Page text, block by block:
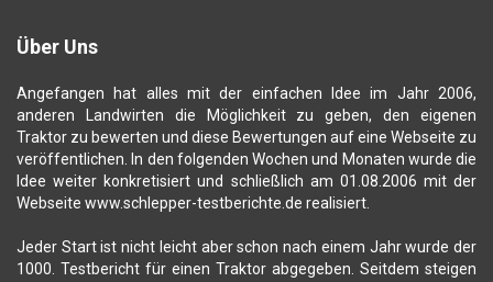
Über Uns
Angefangen hat alles mit der einfachen Idee im Jahr 2006,
anderen Landwirten die Möglichkeit zu geben, den eigenen
Traktor zu bewerten und diese Bewertungen auf eine Webseite zu
veröffentlichen. In den folgenden Wochen und Monaten wurde die
Idee weiter konkretisiert und schließlich am 01.08.2006 mit der
Webseite www.schlepper-testberichte.de realisiert.
Jeder Start ist nicht leicht aber schon nach einem Jahr wurde der
1000. Testbericht für einen Traktor abgegeben. Seitdem steigen